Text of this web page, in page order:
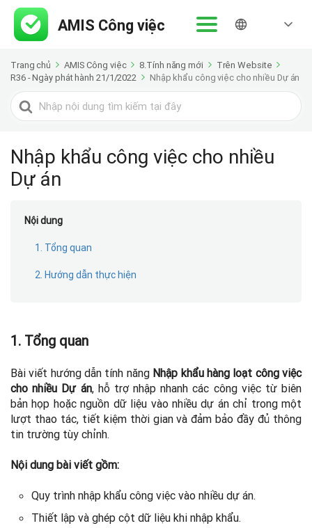
Trang chủ AMIS Công việc 8.Tính năng mới
Trên Website
R36 - Ngày phát hành 21/1/2022
Nhập khẩu công việc cho nhiều Dự án
Tìm
kiếm
Nhập khẩu công việc cho nhiều
Dự án
Nội dung
1. Tổng quan
2. Hướng dẫn thực hiện
1. Tổng quan
Bài viết hướng dẫn tính năng Nhập khẩu hàng loạt công việc
cho nhiều Dự án, hỗ trợ nhập nhanh các công việc từ biên
bản họp hoặc nguồn dữ liệu vào nhiều dự án chỉ trong một
lượt thao tác, tiết kiệm thời gian và đảm bảo đầy đủ thông
tin trường tùy chỉnh.
Nội dung bài viết gồm:
Quy trình nhập khẩu công việc vào nhiều dự án.
Thiết lập và ghép cột dữ liệu khi nhập khẩu.